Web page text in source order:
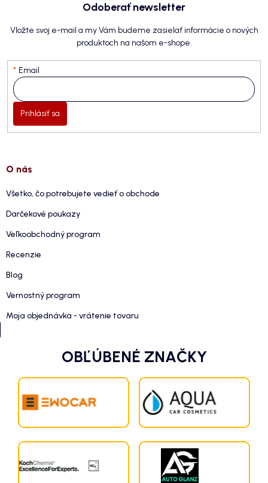
Odoberať newsletter
Vložte svoj e-mail a my Vám budeme zasielať informácie o nových
produktoch na našom e-shope.
Email
Prihlásiť sa
O nás
Všetko, čo potrebujete vedieť o obchode
Darčekové poukazy
Veľkoobchodný program
Recenzie
Blog
Vernostný program
Moja objednávka - vrátenie tovaru
OBĽÚBENÉ ZNAČKY